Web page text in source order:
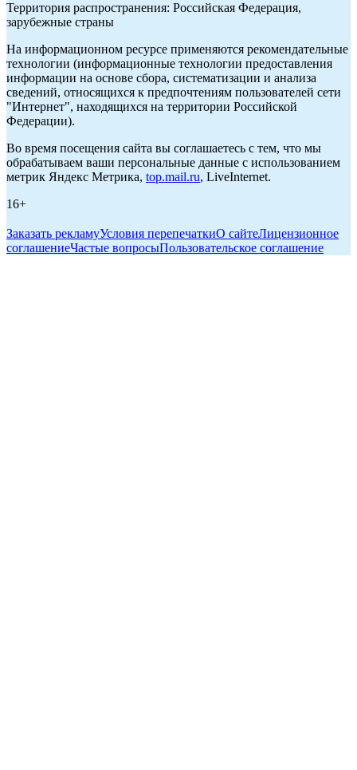
Территория распространения: Российская Федерация,
зарубежные страны
На информационном ресурсе применяются рекомендательные
технологии (информационные технологии предоставления
информации на основе сбора, систематизации и анализа
сведений, относящихся к предпочтениям пользователей сети
"Интернет", находящихся на территории Российской
Федерации).
Во время посещения сайта вы соглашаетесь с тем, что мы
обрабатываем ваши персональные данные с использованием
метрик Яндекс Метрика, top.mail.ru, LiveInternet.
16+
Заказать рекламуУсловия перепечаткиО сайтеЛицензионное
соглашениеЧастые вопросыПользовательское соглашение